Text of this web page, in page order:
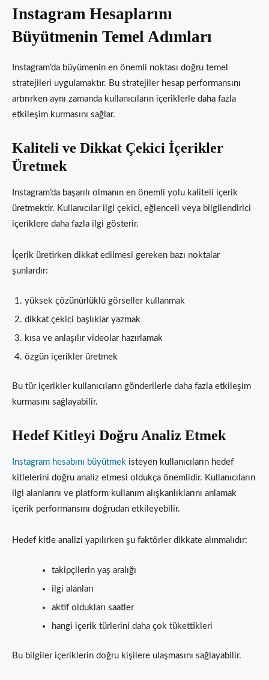
Instagram Hesaplarını
Büyütmenin Temel Adımları
Instagram’da büyümenin en önemli noktası doğru temel
stratejileri uygulamaktır. Bu stratejiler hesap performansını
artırırken aynı zamanda kullanıcıların içeriklerle daha fazla
etkileşim kurmasını sağlar.
Kaliteli ve Dikkat Çekici İçerikler
Üretmek
Instagram’da başarılı olmanın en önemli yolu kaliteli içerik
üretmektir. Kullanıcılar ilgi çekici, eğlenceli veya bilgilendirici
içeriklere daha fazla ilgi gösterir.
İçerik üretirken dikkat edilmesi gereken bazı noktalar
şunlardır:
yüksek çözünürlüklü görseller kullanmak
dikkat çekici başlıklar yazmak
kısa ve anlaşılır videolar hazırlamak
özgün içerikler üretmek
Bu tür içerikler kullanıcıların gönderilerle daha fazla etkileşim
kurmasını sağlayabilir.
Hedef Kitleyi Doğru Analiz Etmek
Instagram hesabını büyütmek isteyen kullanıcıların hedef
kitlelerini doğru analiz etmesi oldukça önemlidir. Kullanıcıların
ilgi alanlarını ve platform kullanım alışkanlıklarını anlamak
içerik performansını doğrudan etkileyebilir.
Hedef kitle analizi yapılırken şu faktörler dikkate alınmalıdır:
takipçilerin yaş aralığı
ilgi alanları
aktif oldukları saatler
hangi içerik türlerini daha çok tükettikleri
Bu bilgiler içeriklerin doğru kişilere ulaşmasını sağlayabilir.